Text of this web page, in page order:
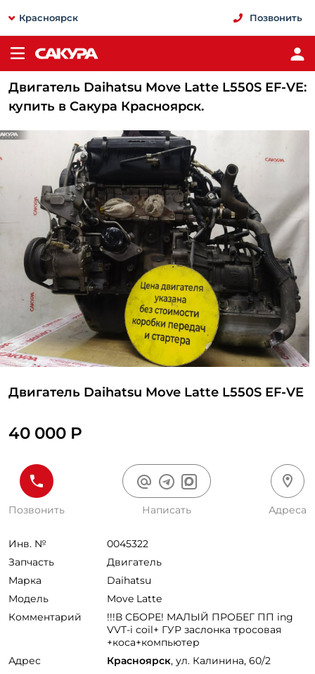
Красноярск Позвонить
Двигатель Daihatsu Move Latte L550S EF-VE:
купить в Сакура Красноярск.
Двигатель Daihatsu Move Latte L550S EF-VE
40 000 Р
Позвонить Написать Адреса
Инв. №
0045322
Запчасть
Двигатель
Марка
Daihatsu
Модель
Move Latte
Комментарий
!!!В СБОРЕ! МАЛЫЙ ПРОБЕГ ПП ing
VVT-i coil+ ГУР заслонка тросовая
+коса+компьютер
Адрес
Красноярск, ул. Калинина, 60/2